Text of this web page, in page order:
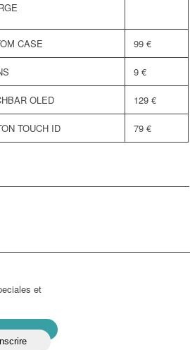
CASE 99 €
9 €
OLED 129 €
TOUCH ID 79 €
et